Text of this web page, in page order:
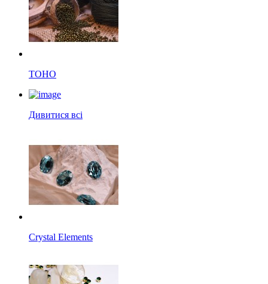
TOHO
Дивитися всі
Crystal Elements